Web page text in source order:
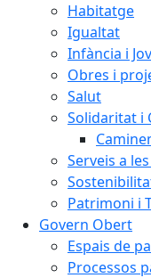
Habitatge
Igualtat
Infància i
Obres i
Salut
Solidaritat i
Serveis a
Patrimoni i
Govern Obert
Espais de
Processos